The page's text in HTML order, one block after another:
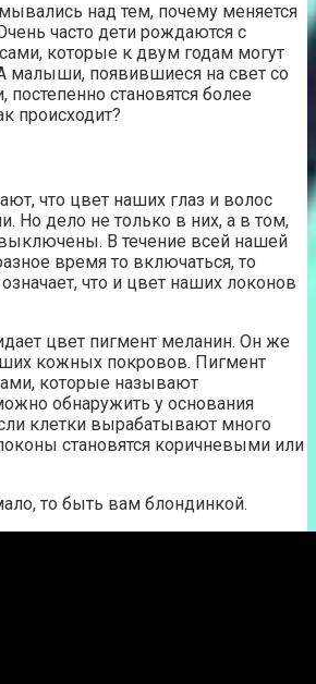
над тем, почему меняется
часто дети рождаются с
которые к двум годам могут
малыши, появившиеся на свет со
становятся более
происходит?
что цвет наших глаз и волос
Но дело не только в них, а в том,
В течение всей нашей
время то включаться, то
что и цвет наших локонов
цвет пигмент меланин. Он же
кожных покровов. Пигмент
которые называют
обнаружить у основания
клетки вырабатывают много
становятся коричневыми или
то быть вам блондинкой.